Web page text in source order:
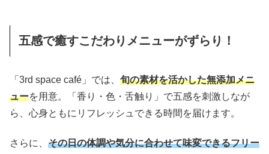
五感で癒すこだわりメニューがずらり！
「3rd space café」では、 旬の素材を活かした無添加メニ
ューを用意。「香り・色・舌触り」で五感を刺激しなが
ら、心身ともにリフレッシュできる時間を届けます。
さらに、 その日の体調や気分に合わせて味変できるフリー